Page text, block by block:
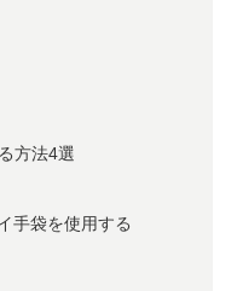
方法4選
手袋を使用する